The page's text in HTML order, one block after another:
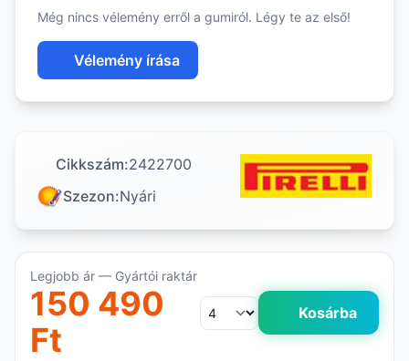
Még nincs vélemény erről a gumiról. Légy te az első!
Vélemény írása
Cikkszám:2422700
Szezon:Nyári
Legjobb ár — Gyártói raktár
150 490
Ft
Kosárba